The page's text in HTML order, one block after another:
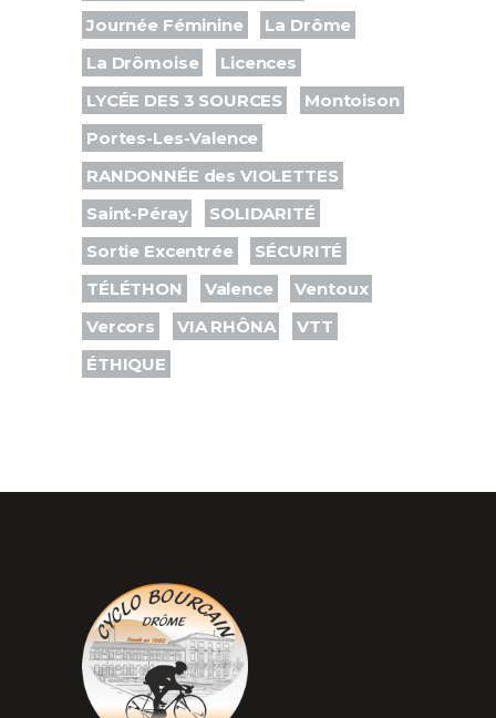
Journée Féminine
La Drôme
La Drômoise
Licences
LYCÉE DES 3 SOURCES
Montoison
Portes-Les-Valence
RANDONNÉE des VIOLETTES
Saint-Péray
SOLIDARITÉ
Sortie Excentrée
SÉCURITÉ
TÉLÉTHON
Valence
Ventoux
Vercors
VIA RHÔNA
VTT
ÉTHIQUE